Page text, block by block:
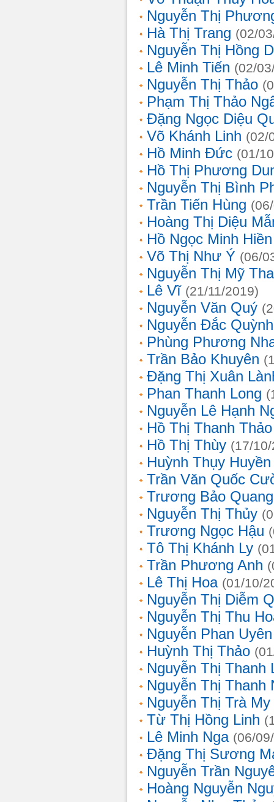
Nguyễn Thị
Hà Thị Trang (02/
Nguyễn Thị Hồng
Lê Minh Tiến (02/
Nguyễn Thị Thảo
Phạm Thị Thảo
Đặng Ngọc Diệu
Võ Khánh Linh (02/
Hồ Minh Đức (01/
Hồ Thị Phương
Nguyễn Thị Bình
Trần Tiến Hùng
Hoàng Thị Diệu
Hồ Ngọc Minh Hiền
Võ Thị Như Ý (06/
Nguyễn Thị Mỹ
Lê Vĩ (21/11/2019)
Nguyễn Văn Quý
Nguyễn Đắc
Phùng Phương
Trần Bảo Khuyên
Đặng Thị Xuân
Phan Thanh Long
Nguyễn Lê Hạnh
Hồ Thị Thanh Thảo
Hồ Thị Thùy (17/
Huỳnh Thụy
Trần Văn Quốc
Trương Bảo
Nguyễn Thị Thủy
Trương Ngọc Hậu
Tô Thị Khánh Ly
Trần Phương Anh
Lê Thị Hoa (01/10/
Nguyễn Thị Diễm
Nguyễn Thị Thu
Nguyễn Phan
Huỳnh Thị Thảo
Nguyễn Thị Thanh
Nguyễn Thị Thanh
Nguyễn Thị Trà My
Từ Thị Hồng Linh
Lê Minh Nga (06/
Đặng Thị Sương
Nguyễn Trần
Hoàng Nguyễn